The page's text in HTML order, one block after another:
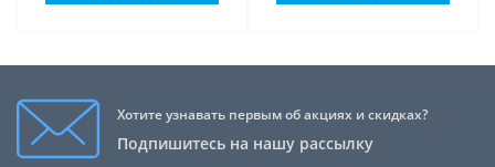
Хотите узнавать первым об акциях и скидках?
Подпишитесь на нашу рассылку